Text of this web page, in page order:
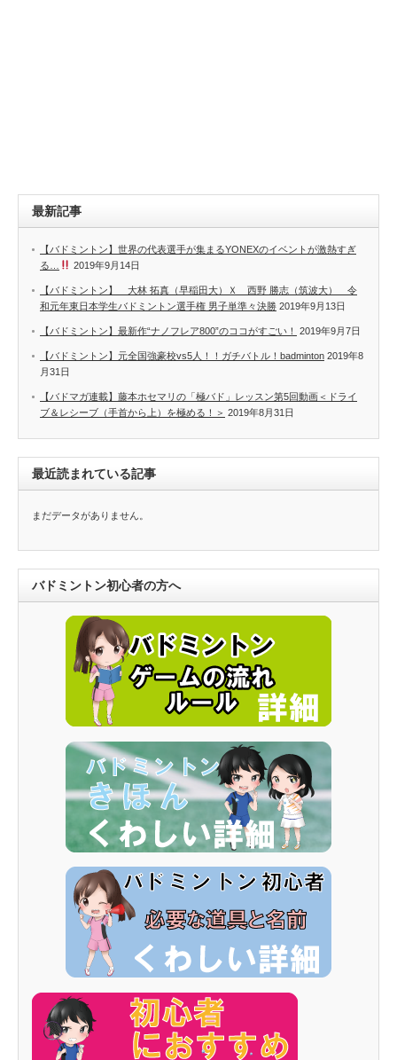
最新記事
【バドミントン】世界の代表選手が集まるYONEXのイベントが激熱すぎ
る…
2019年9月14日
【バドミントン】 大林 拓真（早稲田大）Ｘ 西野 勝志（筑波大） 令
和元年東日本学生バドミントン選手権 男子単準々決勝 2019年9月13日
【バドミントン】最新作“ナノフレア800”のココがすごい！ 2019年9月7日
【バドミントン】元全国強豪校vs5人！！ガチバトル！badminton 2019年8
月31日
【バドマガ連載】藤本ホセマリの「極バド」レッスン第5回動画＜ドライ
ブ＆レシーブ（手首から上）を極める！＞ 2019年8月31日
最近読まれている記事
まだデータがありません。
バドミントン初心者の方へ